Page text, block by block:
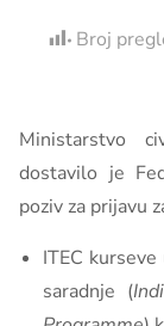
Broj
Ministarstvo
dostavilo je
poziv za prijavu
ITEC
saradnje (